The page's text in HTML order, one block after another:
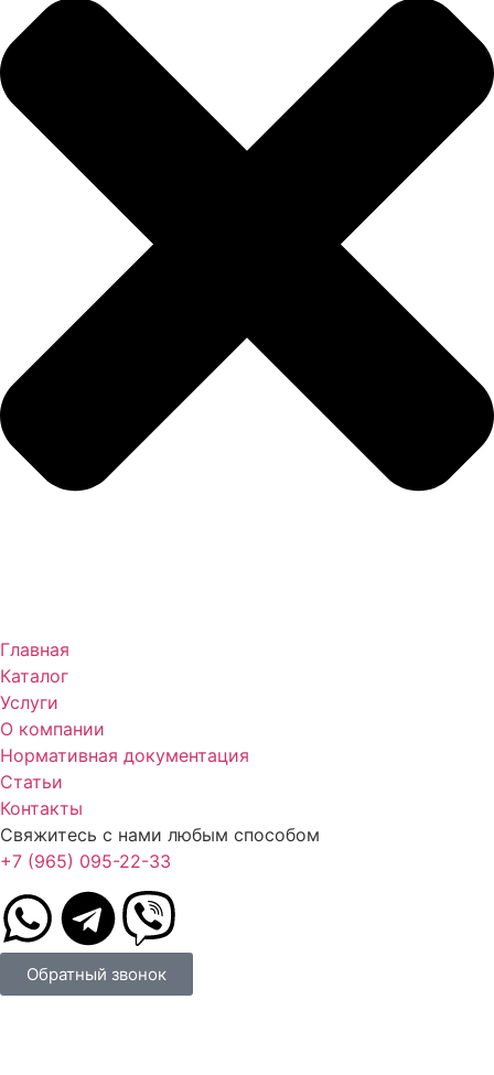
Главная
Каталог
Услуги
О компании
Нормативная документация
Статьи
Контакты
Свяжитесь с нами любым способом
+7 (965) 095-22-33
Обратный звонок